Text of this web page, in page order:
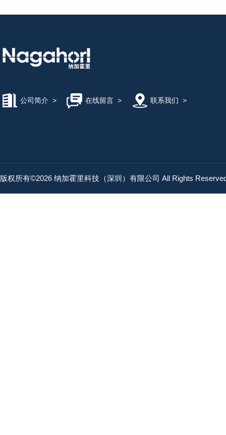
公司简介 > 在线留言> 联系我们 >
版权所有©2026 纳加霍里科技（深圳）有限公司 All Rights